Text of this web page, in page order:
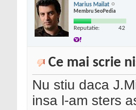
Marius Mailat
Membru SeoPedia
Reputatie: 42
Ce mai scrie
Nu stiu daca
insa l-am sters